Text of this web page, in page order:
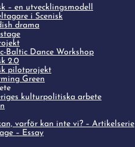
– en utvecklingsmodell
i Scenisk
drama
Baltic Dance Workshop
2.0
pilotprojekt
Green
kulturpolitiska arbete
varför kan inte vi? – Artikelserie
– Essay